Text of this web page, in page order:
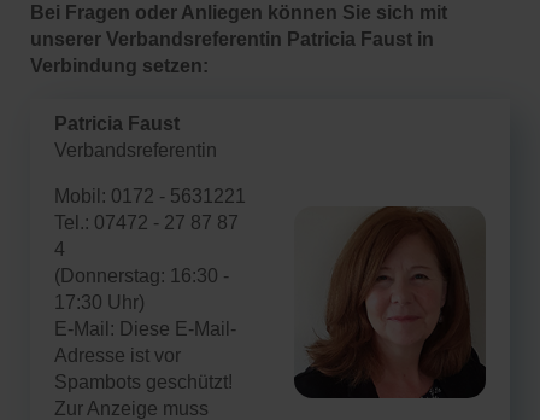
Bei Fragen oder Anliegen können Sie sich mit
unserer Verbandsreferentin Patricia Faust in
Verbindung setzen:
Patricia Faust
Verbandsreferentin
Mobil: 0172 - 5631221
Tel.: 07472 - 27 87 87
4
(Donnerstag: 16:30 -
17:30 Uhr)
E-Mail: Diese E-Mail-
Adresse ist vor
Spambots geschützt!
Zur Anzeige muss